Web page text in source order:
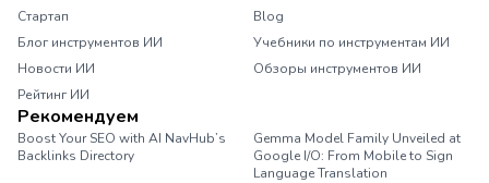
Стартап
Blog
Блог инструментов ИИ
Учебники по инструментам ИИ
Новости ИИ
Обзоры инструментов ИИ
Рейтинг ИИ
Рекомендуем
Boost Your SEO with AI NavHub’s
Backlinks Directory
Gemma Model Family Unveiled at
Google I/O: From Mobile to Sign
Language Translation